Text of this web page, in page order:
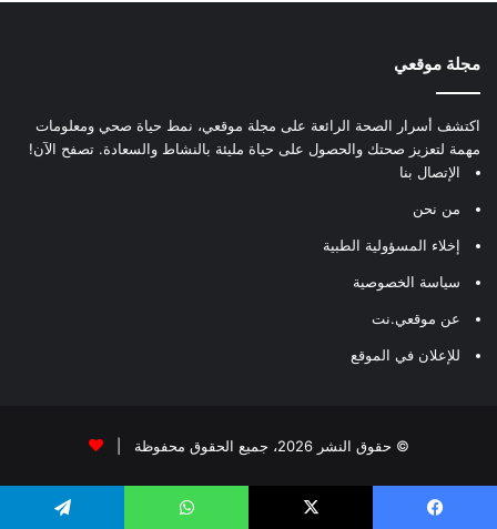
مجلة موقعي
اكتشف أسرار الصحة الرائعة على مجلة موقعي، نمط حياة صحي ومعلومات
مهمة لتعزيز صحتك والحصول على حياة مليئة بالنشاط والسعادة. تصفح الآن!
الإتصال بنا
من نحن
إخلاء المسؤولية الطبية
سياسة الخصوصية
عن موقعي.نت
للإعلان في الموقع
© حقوق النشر 2026، جميع الحقوق محفوظة |